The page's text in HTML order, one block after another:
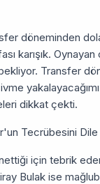
döneminden
karışık.
Transfer
dikkat çekti.
Tecrübesini
için tebrik
Bulak ise